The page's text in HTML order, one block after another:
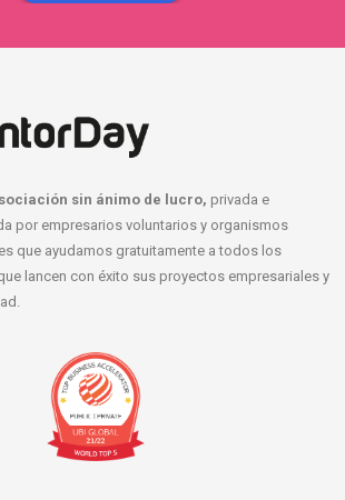
sin ánimo de lucro, privada e
por empresarios voluntarios y organismos
que ayudamos gratuitamente a todos los
lancen con éxito sus proyectos empresariales y